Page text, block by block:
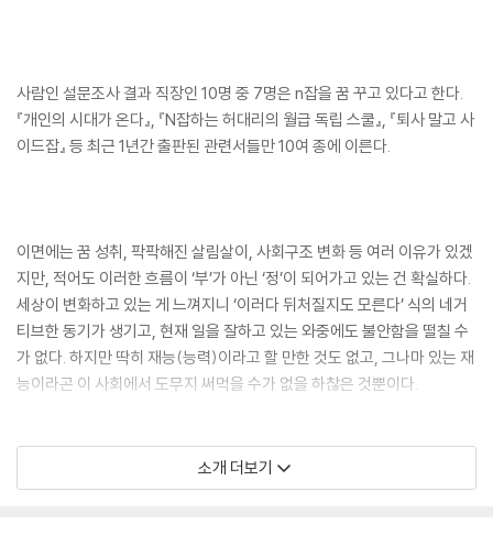
사람인 설문조사 결과 직장인 10명 중 7명은 n잡을 꿈 꾸고 있다고 한다.
『개인의 시대가 온다』, 『N잡하는 허대리의 월급 독립 스쿨』, 『퇴사 말고 사
이드잡』 등 최근 1년간 출판된 관련서들만 10여 종에 이른다.
이면에는 꿈 성취, 팍팍해진 살림살이, 사회구조 변화 등 여러 이유가 있겠
지만, 적어도 이러한 흐름이 ‘부’가 아닌 ‘정’이 되어가고 있는 건 확실하다.
세상이 변화하고 있는 게 느껴지니 ‘이러다 뒤처질지도 모른다’ 식의 네거
티브한 동기가 생기고, 현재 일을 잘하고 있는 와중에도 불안함을 떨칠 수
가 없다. 하지만 딱히 재능(능력)이라고 할 만한 것도 없고, 그나마 있는 재
능이라곤 이 사회에서 도무지 써먹을 수가 없을 하찮은 것뿐이다.
무엇보다 내 애매한 재능을 ‘사람들이 궁금해할 재능’으로 변화시켜야 한
소개 더보기